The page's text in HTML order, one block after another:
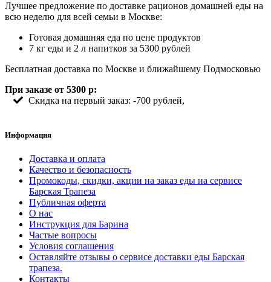
Лучшее предложение по доставке рационов домашней еды на
всю неделю для всей семьи в Москве:
Готовая домашняя еда по цене продуктов
7 кг еды и 2 л напитков за 5300 рублей
Бесплатная доставка по Москве и ближайшему Подмосковью
При заказе от 5300 р:
Скидка на первый заказ: -700 рублей,
Информация
Доставка и оплата
Качество и безопасность
Промокоды, скидки, акции на заказ еды на сервисе
Барская Трапеза
Публичная оферта
О нас
Инструкция для Барина
Частые вопросы
Условия соглашения
Оставляйте отзывы о сервисе доставки еды Барская
трапеза.
Контакты